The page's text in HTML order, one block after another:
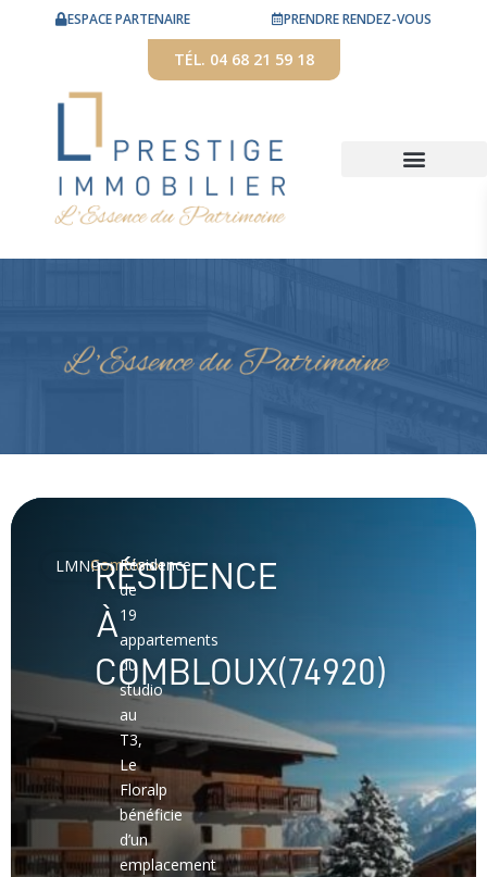
ESPACE PARTENAIRE PRENDRE RENDEZ-VOUS
TÉL. 04 68 21 59 18
LMNPCombloux
RÉSIDENCE
À
COMBLOUX(74920)
Résidence
de
19
appartements
du
studio
au
T3,
Le
Floralp
bénéficie
d’un
emplacement